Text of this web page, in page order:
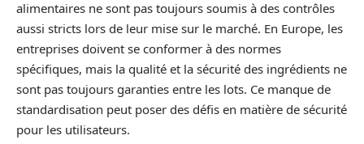
alimentaires ne sont pas toujours soumis à des contrôles
aussi stricts lors de leur mise sur le marché. En Europe, les
entreprises doivent se conformer à des normes
spécifiques, mais la qualité et la sécurité des ingrédients ne
sont pas toujours garanties entre les lots. Ce manque de
standardisation peut poser des défis en matière de sécurité
pour les utilisateurs.